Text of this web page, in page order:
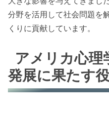
分野を活用して社会問題を
くりに貢献しています。
アメリカ心理
発展に果たす